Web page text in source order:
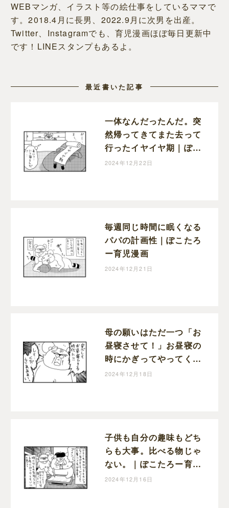
WEBマンガ、イラスト等の絵仕事をしているママで
す。2018.4月に長男、2022.9月に次男を出産。
Twitter、Instagramでも、育児漫画ほぼ毎日更新中
です！LINEスタンプもあるよ。
最近書いた記事
一体なんだったんだ。突
然帰ってきてまた去って
行ったイヤイヤ期｜ぽこ
たろー育児漫画
2024年12月22日
毎週同じ時間に眠くなる
パパの計画性｜ぽこたろ
ー育児漫画
2024年12月21日
母の願いはただ一つ「お
昼寝させて！」お昼寝の
時にかぎってやってくる
宣伝車｜ぽこたろー育児
2024年12月18日
子供も自分の趣味もどち
らも大事。比べる物じゃ
ない。｜ぽこたろー育児
漫画
2024年12月16日